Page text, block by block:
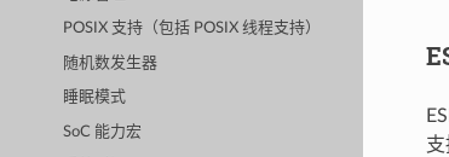
POSIX 支持（包括 POSIX 线程支持）
随机数发生器
睡眠模式
SoC 能力宏
支